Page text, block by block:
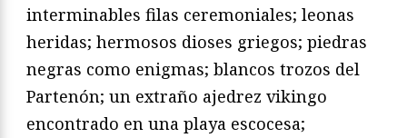
interminables filas ceremoniales; leonas
heridas; hermosos dioses griegos; piedras
negras como enigmas; blancos trozos del
Partenón; un extraño ajedrez vikingo
encontrado en una playa escocesa;